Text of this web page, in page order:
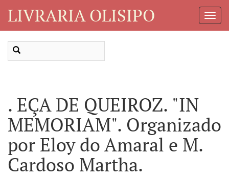
LIVRARIA OLISIPO
. EÇA DE QUEIROZ. "IN
MEMORIAM". Organizado
por Eloy do Amaral e M.
Cardoso Martha.